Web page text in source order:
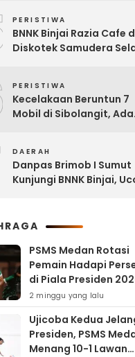
PERISTIWA
BNNK Binjai Razia Cafe
Diskotek Samudera
PERISTIWA
Kecelakaan Beruntun 7
Mobil di Sibolangit, Ada
DAERAH
Danpas Brimob I Sumut
Kunjungi BNNK Binjai,
PSMS Medan Rotasi
Pemain Hadapi
di Piala Presiden
2 minggu yang lalu
Ujicoba Kedua
Presiden, PSMS
Menang 10-1 Lawan